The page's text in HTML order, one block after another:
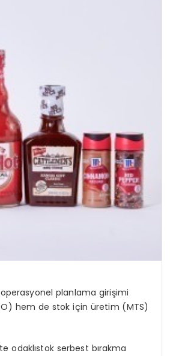
operasyonel planlama girişimi
hem de stok için üretim (MTS)
odaklıstok serbest bırakma